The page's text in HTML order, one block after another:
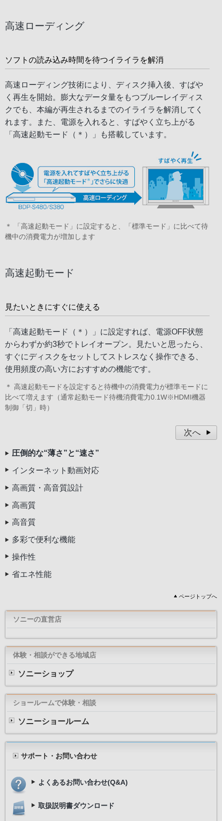
高速ローディング
ソフトの読み込み時間を待つイライラを解消
高速ローディング技術により、ディスク挿入後、すばや
く再生を開始。膨大なデータ量をもつブルーレイディス
クでも、本編が再生されるまでのイライラを解消してく
れます。また、電源を入れると、すばやく立ち上がる
「高速起動モード（＊）」も搭載しています。
＊ 「高速起動モード」に設定すると、「標準モード」に比べて待
機中の消費電力が増加します
高速起動モード
見たいときにすぐに使える
「高速起動モード（＊）」に設定すれば、電源OFF状態
からわずか約3秒でトレイオープン。見たいと思ったら、
すぐにディスクをセットしてストレスなく操作できる、
使用頻度の高い方におすすめの機能です。
＊ 高速起動モードを設定すると待機中の消費電力が標準モードに
比べて増えます（通常起動モード待機消費電力0.1W※HDMI機器
制御「切」時）
次へ
圧倒的な“薄さ”と“速さ”
インターネット動画対応
高画質・高音質設計
高画質
高音質
多彩で便利な機能
操作性
省エネ性能
ページトップへ
ソニーの直営店
体験・相談ができる地域店
ソニーショップ
ショールームで体験・相談
ソニーショールーム
サポート・お問い合わせ
よくあるお問い合わせ(Q&A)
取扱説明書ダウンロード